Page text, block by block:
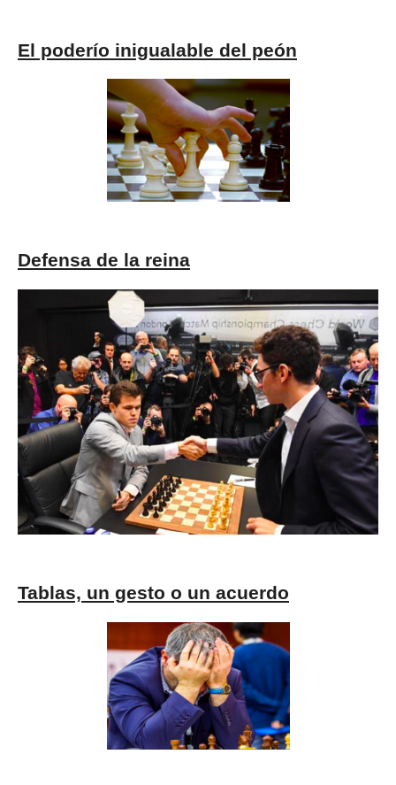
El poderío inigualable del peón
Defensa de la reina
Tablas, un gesto o un acuerdo